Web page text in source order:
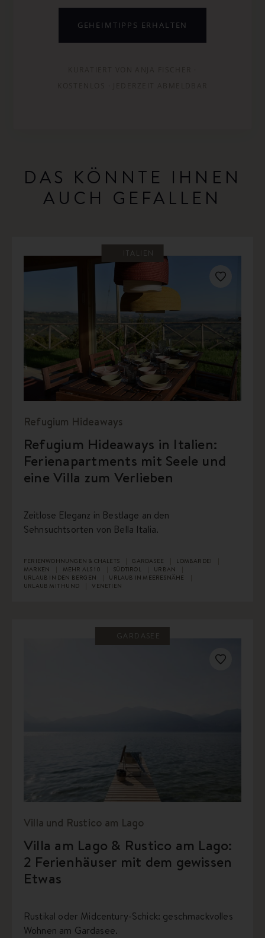
GEHEIMTIPPS ERHALTEN
DAS KÖNNTE IHNEN
AUCH GEFALLEN
ITALIEN
Refugium Hideaways
Refugium Hideaways in Italien:
Ferienapartments mit Seele und
eine Villa zum Verlieben
Zeitlose Eleganz in Bestlage an den
Sehnsuchtsorten von Bella Italia.
FERIENWOHNUNGEN & CHALETS GARDASEE
LOMBARDEI
MARKEN
MEHR ALS 10 SÜDTIROL
URBAN
URLAUB IN DEN BERGEN
URLAUB IN MEERESNÄHE
URLAUB MIT HUND
VENETIEN
GARDASEE
Villa und Rustico am Lago
Villa am Lago & Rustico am Lago:
2 Ferienhäuser mit dem gewissen
Etwas
Rustikal oder Midcentury-Schick: geschmackvolles
Wohnen am Gardasee.